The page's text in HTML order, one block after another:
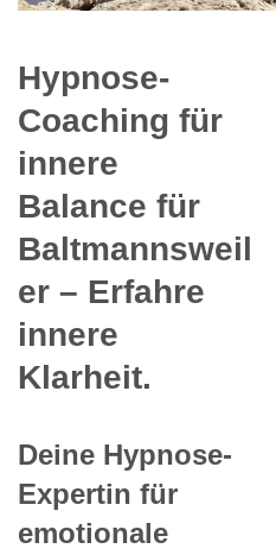
Hypnose-
Coaching für
innere
Balance für
Baltmannsweil
er – Erfahre
innere
Klarheit.
Deine Hypnose-
Expertin für
emotionale